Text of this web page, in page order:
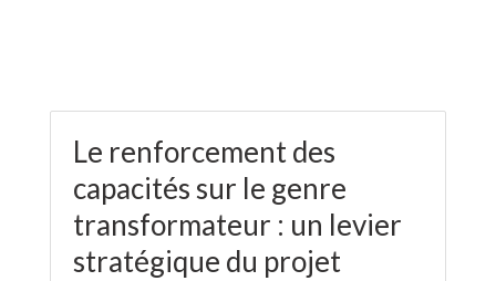
Le renforcement des
capacités sur le genre
transformateur : un levier
stratégique du projet